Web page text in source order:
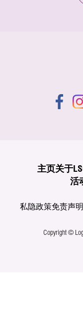
主页关于
活
私隐政策免责声明
Copyright ©